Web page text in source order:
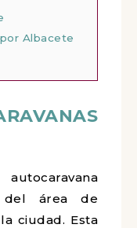
Albacete
del área de
ciudad. Esta